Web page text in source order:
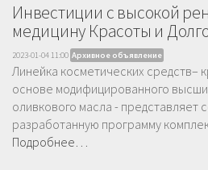
Инвестиции с высокой
медицину Красоты и
2023-01-04 11:00 Архивное объявление
Линейка косметических средств–
основе модифицированного
оливкового масла - представляет
разработанную программу
Подробнее…